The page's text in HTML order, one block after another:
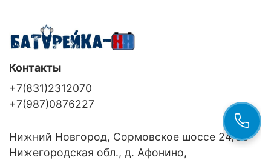
Контакты
+7(831)2312070
+7(987)0876227
Нижний Новгород, Сормовское шоссе 24/36
Нижегородская обл., д. Афонино,